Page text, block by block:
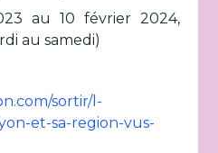
au 10 février 2024,
au samedi)
sortir/l-
et-sa-region-vus-